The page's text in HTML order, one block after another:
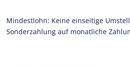
Mindestlohn: Keine einseitige
Sonderzahlung auf monatliche